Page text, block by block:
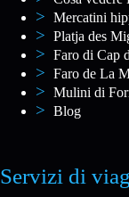
Mercatini
Platja des
Faro di Cap
Faro de La
Mulini di
Blog
Servizi di